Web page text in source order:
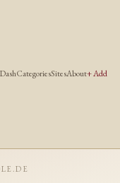
DashCategoriesSitesAbout+ Add